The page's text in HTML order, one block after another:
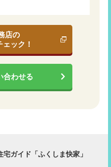
店の
ック！
合わせる
ガイド「ふくしま快家」